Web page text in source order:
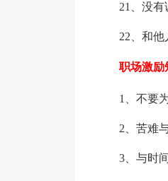
21、没
22、和他
职场激励
1、不要
2、苦难
3、与时